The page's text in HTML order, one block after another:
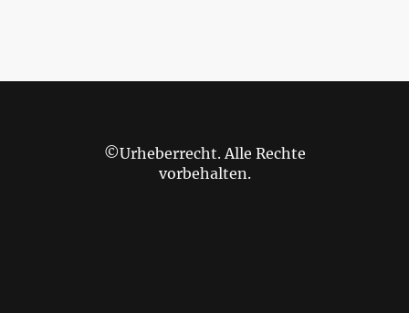
©Urheberrecht. Alle Rechte
vorbehalten.